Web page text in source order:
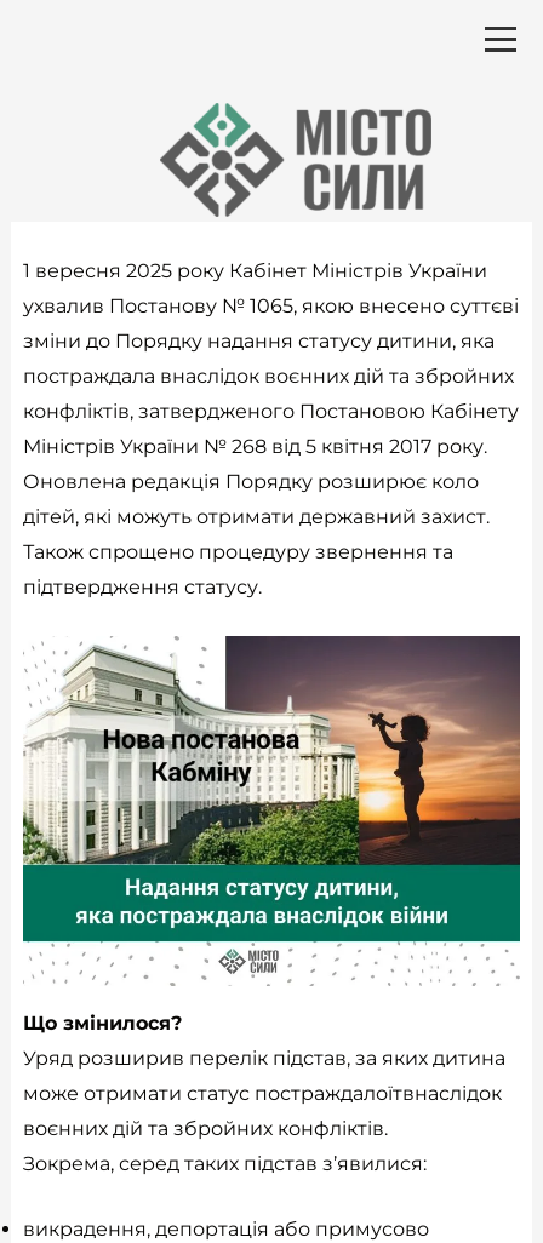
1 вересня 2025 року Кабінет Міністрів України
ухвалив Постанову № 1065, якою внесено суттєві
зміни до Порядку надання статусу дитини, яка
постраждала внаслідок воєнних дій та збройних
конфліктів, затвердженого Постановою Кабінету
Міністрів України № 268 від 5 квітня 2017 року.
Оновлена редакція Порядку розширює коло
дітей, які можуть отримати державний захист.
Також спрощено процедуру звернення та
підтвердження статусу.
Що змінилося?
Уряд розширив перелік підстав, за яких дитина
може отримати статус постраждалоїтвнаслідок
воєнних дій та збройних конфліктів.
Зокрема, серед таких підстав з’явилися:
викрадення, депортація або примусово